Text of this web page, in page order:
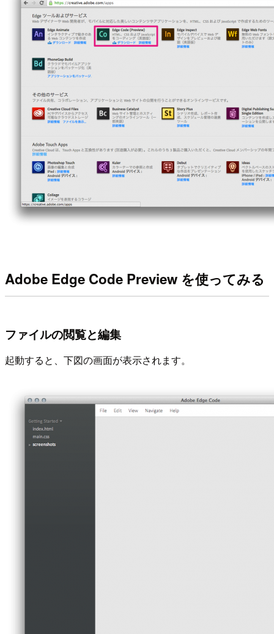
Adobe Edge Code Preview を使ってみる
ファイルの閲覧と編集
起動すると、下図の画面が表示されます。